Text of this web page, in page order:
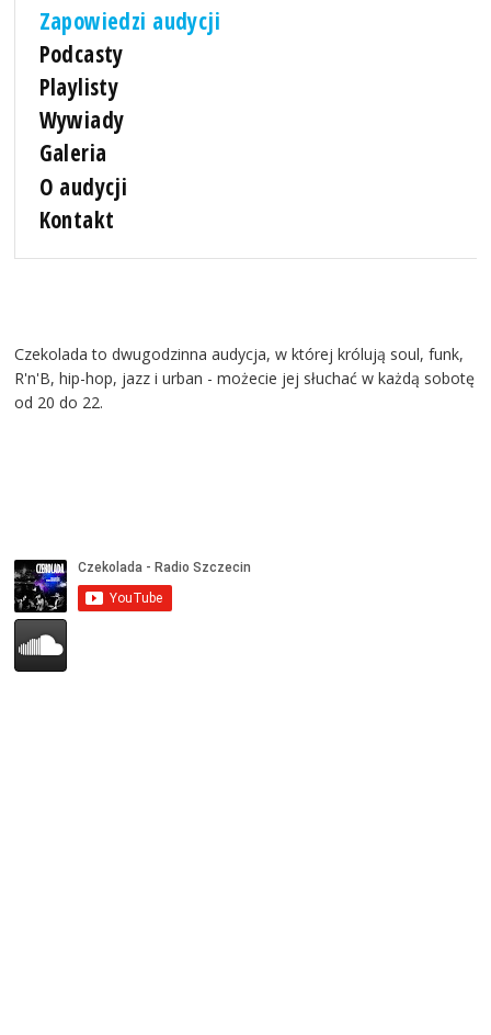
Zapowiedzi audycji
Podcasty
Playlisty
Wywiady
Galeria
O audycji
Kontakt
Czekolada to dwugodzinna audycja, w której królują soul, funk,
R'n'B, hip-hop, jazz i urban - możecie jej słuchać w każdą sobotę
od 20 do 22.